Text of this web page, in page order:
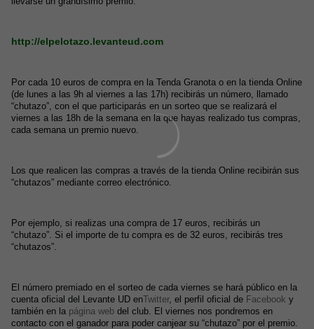
http://elpelotazo.levanteud.com
Por cada 10 euros de compra en la Tenda Granota o en la tienda Online
(de lunes a las 9h al viernes a las 17h) recibirás un número, llamado
“chutazo”, con el que participarás en un sorteo que se realizará el
viernes a las 18h de la semana en la que hayas realizado tus compras,
cada semana un premio nuevo.
Los que realicen las compras a través de la tienda Online recibirán sus
“chutazos” mediante correo electrónico.
Por ejemplo, si realizas una compra de 17 euros, recibirás un
“chutazo”. Si el importe de tu compra es de 32 euros, recibirás tres
“chutazos”.
El número premiado en el sorteo de cada viernes se hará público en la
cuenta oficial del Levante UD enTwitter, el perfil oficial de Facebook y
también en la página web del club. El viernes nos pondremos en
contacto con el ganador para poder canjear su “chutazo” por el premio.